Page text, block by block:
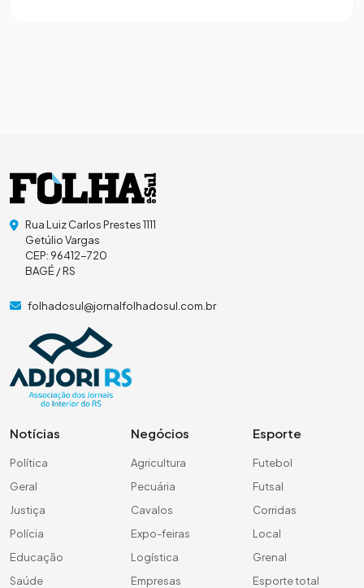
Rua Luiz Carlos Prestes 1111
Getúlio Vargas
CEP: 96412-720
BAGÉ / RS
folhadosul@jornalfolhadosul.com.br
Notícias
Política
Geral
Justiça
Polícia
Educação
Saúde
Negócios
Agricultura
Pecuária
Cavalos
Expo-feiras
Logística
Empresas
Esporte
Futebol
Futsal
Corridas
Local
Grenal
Esporte total